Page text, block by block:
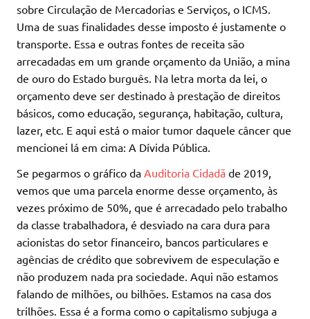
sobre Circulação de Mercadorias e Serviços, o ICMS.
Uma de suas finalidades desse imposto é justamente o
transporte. Essa e outras fontes de receita são
arrecadadas em um grande orçamento da União, a mina
de ouro do Estado burguês. Na letra morta da lei, o
orçamento deve ser destinado à prestação de direitos
básicos, como educação, segurança, habitação, cultura,
lazer, etc. E aqui está o maior tumor daquele câncer que
mencionei lá em cima: A Dívida Pública.
Se pegarmos o gráfico da Auditoria Cidadã de 2019,
vemos que uma parcela enorme desse orçamento, às
vezes próximo de 50%, que é arrecadado pelo trabalho
da classe trabalhadora, é desviado na cara dura para
acionistas do setor financeiro, bancos particulares e
agências de crédito que sobrevivem de especulação e
não produzem nada pra sociedade. Aqui não estamos
falando de milhões, ou bilhões. Estamos na casa dos
trilhões. Essa é a forma como o capitalismo subjuga a